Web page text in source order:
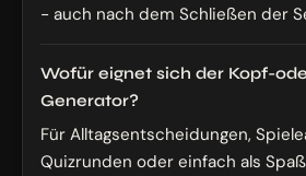
- auch nach dem Schließen der
Wofür eignet sich der Kopf-
Generator?
Für Alltagsentscheidungen,
Quizrunden oder einfach als